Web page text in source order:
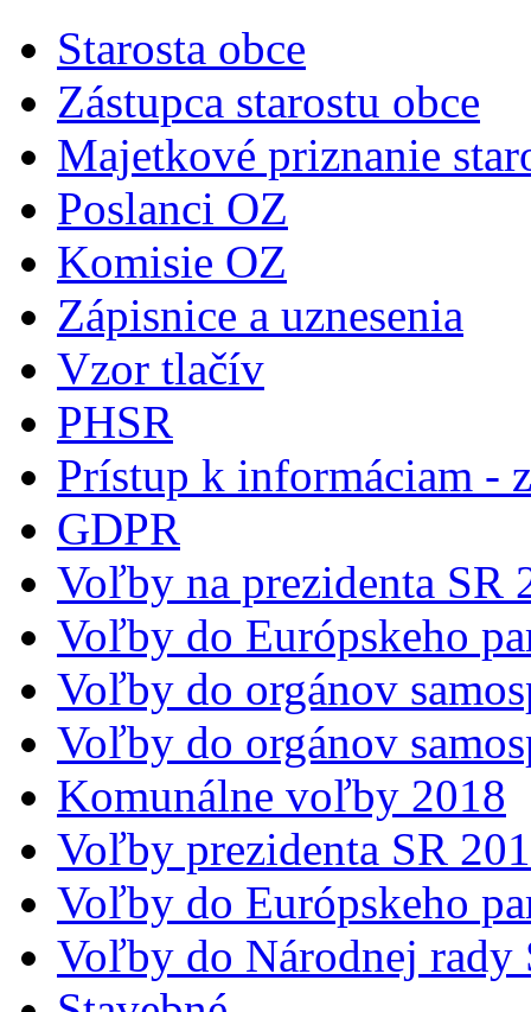
Starosta obce
Zástupca starostu obce
Majetkové priznanie
Poslanci OZ
Komisie OZ
Zápisnice a uznesenia
Vzor tlačív
PHSR
Prístup k informáciam -
GDPR
Voľby na prezidenta SR
Voľby do Európskeho
Voľby do orgánov
Voľby do orgánov
Komunálne voľby 2018
Voľby prezidenta SR
Voľby do Európskeho
Voľby do Národnej